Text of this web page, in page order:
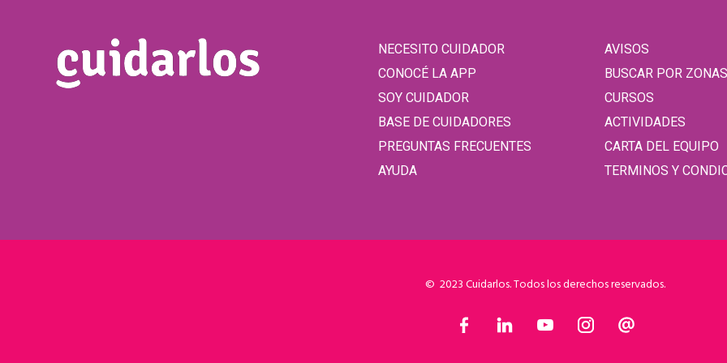
NECESITO CUIDADOR
CONOCÉ LA APP
SOY CUIDADOR
BASE DE CUIDADORES
PREGUNTAS FRECUENTES
AYUDA
AVISOS
BUSCAR POR ZONAS
CURSOS
ACTIVIDADES
CARTA DEL EQUIPO
TERMINOS Y
© 2023 Cuidarlos. Todos los derechos reservados.